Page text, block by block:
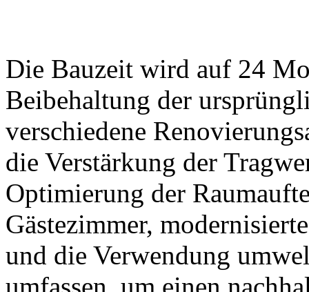
Die Bauzeit wird auf 24
Beibehaltung der
verschiedene
die Verstärkung der
Optimierung der
Gästezimmer,
und die Verwendung
umfassen, um einen